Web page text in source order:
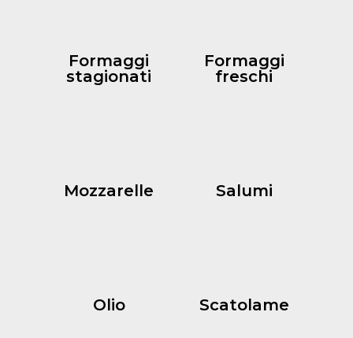
Formaggi
stagionati
Formaggi
freschi
Mozzarelle Salumi
Olio Scatolame